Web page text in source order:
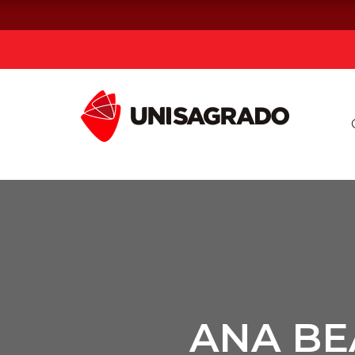
Graduação
VestibularANA